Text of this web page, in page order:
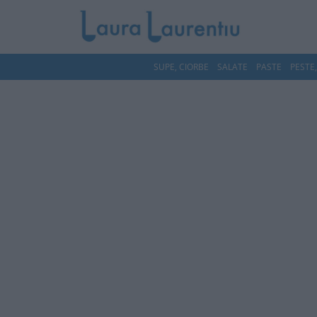
SUPE, CIORBE SALATE PASTE